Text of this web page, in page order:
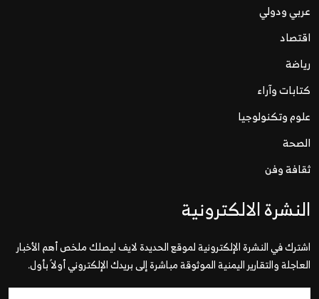
عربي ودولي
اقتصاد
رياضة
كتابات وآراء
علوم وتكنولوجيا
الصحة
ثقافة وفن
النشرة الالكترونية
اشترك في النشرة الإلكترونية لموقع الحديدة لايف ليصلك ملخص أهم الأخبار
العاجلة والتقارير اليمنية الموثوقة مباشرة إلى بريدك الإلكتروني أولاً بأول.